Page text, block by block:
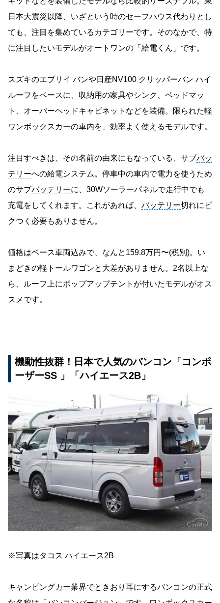
日本大震災以降、いざという時のセーフハウス代わりとし
ても、注目を集めているカテゴリーです。そのなかで、特
に注目したいモデルがオートワンの「給電くん」です。
スズキのエブリイ バンや日産NV100 クリッパーバン ハイ
ルーフをベースに、収納用の家具やシンク、ベッドマッ
ト、オーバーヘッドキャビネットなどを装備。限られた軽
ワンボックスカーの車内を、効率よく使えるモデルです。
注目すべきは、その名前の由来にもなっている、サブバッ
テリーへの給電システム。停車中の車内で電力を使うため
のサブバッテリーに、30Wソーラーパネルで走行中でも
充電をしてくれます。これがあれば、 バッテリー切れにビ
クつく必要もありません。
価格はベース車両込みで、なんと159.8万円〜(税別)。い
まどきの軽トールワゴンと大差がありません。2名以上な
ら、ルーフ上にポップアップテントが付いたモデルがオス
スメです。
機動性抜群！日本で人気のバンコン「コンポ
ーザーSS 」「ハイエース2B」
※写真はタコス ハイエース2B
キャンピングカー業界でときおり耳にするバンコンの正式